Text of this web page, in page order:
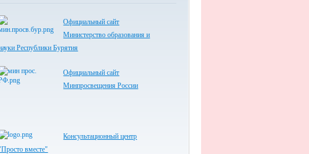
Официальный сайт
Министерство образования и
Республики Бурятия
Официальный сайт
Минпросвещения России
Консультационный центр
вместе"